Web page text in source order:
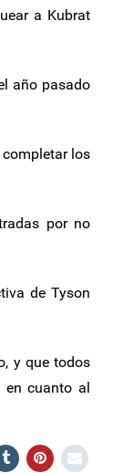
a Kubrat
año pasado
los
por no
de Tyson
y que todos
cuanto al